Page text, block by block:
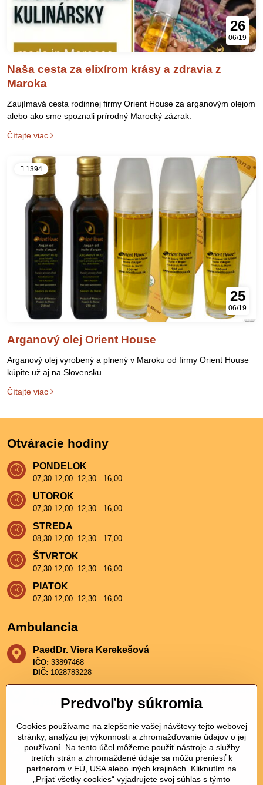
26
06/19
Naša cesta za elixírom krásy a zdravia z
Maroka
Zaujímavá cesta rodinnej firmy Orient House za arganovým olejom
alebo ako sme spoznali prírodný Marocký zázrak.
Čítajte viac
1394
25
06/19
Arganový olej Orient House
Arganový olej vyrobený a plnený v Maroku od firmy Orient House
kúpite už aj na Slovensku.
Čítajte viac
Otváracie hodiny
PONDELOK
07,30-12,00 12,30 - 16,00
UTOROK
07,30-12,00 12,30 - 16,00
STREDA
08,30-12,00 12,30 - 17,00
ŠTVRTOK
07,30-12,00 12,30 - 16,00
PIATOK
07,30-12,00 12,30 - 16,00
Ambulancia
PaedDr​. Viera Kerekešová
IČO: 33897468
DIČ: 1028783228
Bystrica
+421 911 911 211
kerekesova​@hotmail​.com
Predvoľby súkromia
Cookies používame na zlepšenie vašej návštevy tejto webovej
stránky, analýzu jej výkonnosti a zhromažďovanie údajov o jej
používaní. Na tento účel môžeme použiť nástroje a služby
tretích strán a zhromaždené údaje sa môžu preniesť k
partnerom v EÚ, USA alebo iných krajinách. Kliknutím na
„Prijať všetky cookies“ vyjadrujete svoj súhlas s týmto